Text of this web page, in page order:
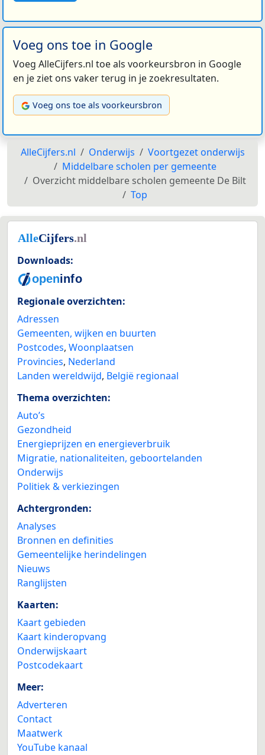
Voeg ons toe in Google
Voeg AlleCijfers.nl toe als voorkeursbron in Google
en je ziet ons vaker terug in je zoekresultaten.
Voeg ons toe als voorkeursbron
AlleCijfers.nl Onderwijs
Voortgezet onderwijs
Middelbare scholen per gemeente
Overzicht middelbare scholen gemeente De Bilt
Top
Downloads:
Regionale overzichten:
Adressen
Gemeenten, wijken en buurten
Postcodes, Woonplaatsen
Provincies, Nederland
Landen wereldwijd, België regionaal
Thema overzichten:
Auto’s
Gezondheid
Energieprijzen en energieverbruik
Migratie, nationaliteiten, geboortelanden
Onderwijs
Politiek & verkiezingen
Achtergronden:
Analyses
Bronnen en definities
Gemeentelijke herindelingen
Nieuws
Ranglijsten
Kaarten:
Kaart gebieden
Kaart kinderopvang
Onderwijskaart
Postcodekaart
Meer:
Adverteren
Contact
Maatwerk
YouTube kanaal